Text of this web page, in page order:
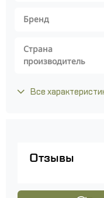
Бренд
Страна
производитель
Все
Отзывы